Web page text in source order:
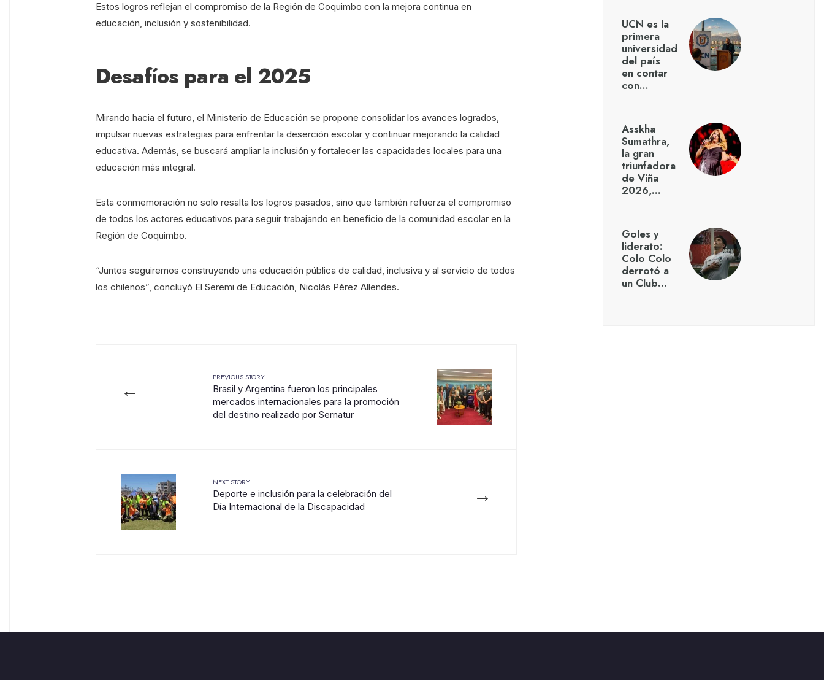
Estos logros reflejan el compromiso de la Región de Coquimbo con la mejora continua en
educación, inclusión y sostenibilidad.
Desafíos para el 2025
Mirando hacia el futuro, el Ministerio de Educación se propone consolidar los avances logrados,
impulsar nuevas estrategias para enfrentar la deserción escolar y continuar mejorando la calidad
educativa. Además, se buscará ampliar la inclusión y fortalecer las capacidades locales para una
educación más integral.
Esta conmemoración no solo resalta los logros pasados, sino que también refuerza el compromiso
de todos los actores educativos para seguir trabajando en beneficio de la comunidad escolar en la
Región de Coquimbo.
“Juntos seguiremos construyendo una educación pública de calidad, inclusiva y al servicio de todos
los chilenos”, concluyó El Seremi de Educación, Nicolás Pérez Allendes.
←
PREVIOUS STORY
Brasil y Argentina fueron los principales
mercados internacionales para la promoción
del destino realizado por Sernatur
→
NEXT STORY
Deporte e inclusión para la celebración del
Día Internacional de la Discapacidad
UCN es la
primera
universidad
del país
en contar
con…
Asskha
Sumathra,
la gran
triunfadora
de Viña
2026,…
Goles y
liderato:
Colo Colo
derrotó a
un Club…